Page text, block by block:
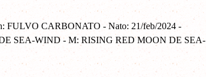
FULVO CARBONATO - Nato: 21/feb/2024 -
SEA-WIND - M: RISING RED MOON DE SEA-